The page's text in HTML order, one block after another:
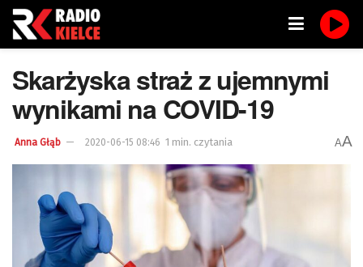
Skarżyska straż z ujemnymi
wynikami na COVID-19
Anna Głąb 2020-06-15 08:46 1 min. czytania AA